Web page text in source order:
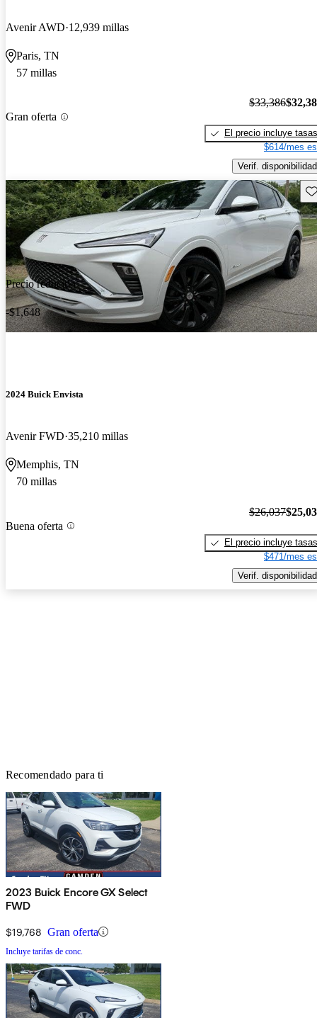
Avenir AWD 12,939 millas
Paris, TN
57 millas
Gran oferta
$33,386
El precio incluye tasas
$614/mes
Verif. disponibilidad
Precio reducido
-$1,648
2024 Buick Envista
Avenir FWD 35,210 millas
Memphis, TN
70 millas
Buena oferta
$26,037
El precio incluye tasas
$471/mes
Verif. disponibilidad
Recomendado para ti
2023 Buick Encore GX Select
FWD
$19,768 Gran oferta
Incluye tarifas de conc.